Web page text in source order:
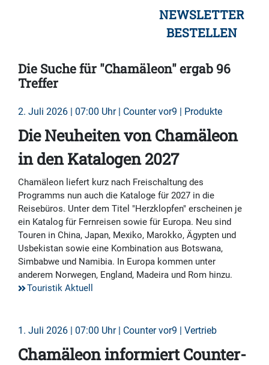
NEWSLETTER
BESTELLEN
Die Suche für "Chamäleon" ergab 96
Treffer
2. Juli 2026 | 07:00 Uhr | Counter vor9 | Produkte
Die Neuheiten von Chamäleon
in den Katalogen 2027
Chamäleon liefert kurz nach Freischaltung des
Programms nun auch die Kataloge für 2027 in die
Reisebüros. Unter dem Titel "Herzklopfen" erscheinen je
ein Katalog für Fernreisen sowie für Europa. Neu sind
Touren in China, Japan, Mexiko, Marokko, Ägypten und
Usbekistan sowie eine Kombination aus Botswana,
Simbabwe und Namibia. In Europa kommen unter
anderem Norwegen, England, Madeira und Rom hinzu.
Touristik Aktuell
1. Juli 2026 | 07:00 Uhr | Counter vor9 | Vertrieb
Chamäleon informiert Counter-